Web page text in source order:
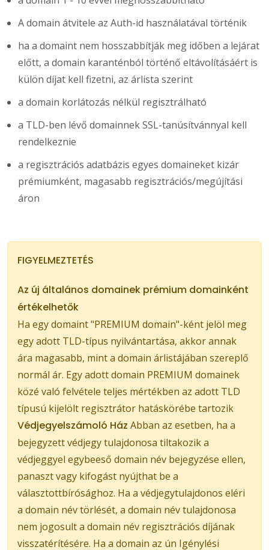
A domain átvitele az Auth-id használatával történik
ha a domaint nem hosszabbítják meg időben a lejárat
előtt, a domain karanténból történő eltávolításáért is
külön díjat kell fizetni, az árlista szerint
a domain korlátozás nélkül regisztrálható
a TLD-ben lévő domainnek SSL-tanúsítvánnyal kell
rendelkeznie
a regisztrációs adatbázis egyes domaineket kizár
prémiumként, magasabb regisztrációs/megújítási
áron
FIGYELMEZTETÉS
Az új általános domainek prémium domainként
értékelhetők
Ha egy domaint "PREMIUM domain"-ként jelöl meg
egy adott TLD-típus nyilvántartása, akkor annak
ára magasabb, mint a domain árlistájában szereplő
normál ár. Egy adott domain PREMIUM domainek
közé való felvétele teljes mértékben az adott TLD
típusú kijelölt regisztrátor hatáskörébe tartozik
Védjegyelszámoló Ház Abban az esetben, ha a
bejegyzett védjegy tulajdonosa tiltakozik a
védjeggyel egybeeső domain név bejegyzése ellen,
panaszt vagy kifogást nyújthat be a
választottbírósághoz. Ha a védjegytulajdonos eléri
a domain név törlését, a domain név tulajdonosa
nem jogosult a domain név regisztrációs díjának
visszatérítésére. Ha a domain az ún Igénylési